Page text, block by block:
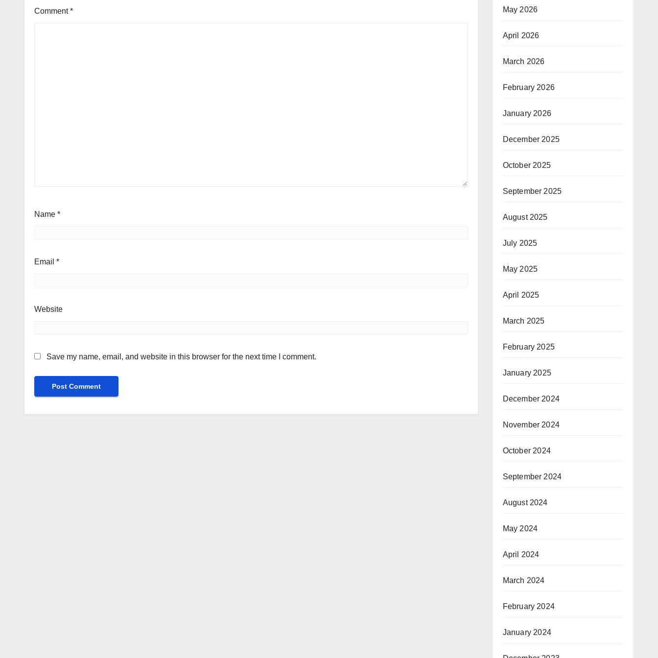
Comment*
Name *
Email *
Website
Save my name, email, and website in this browser for the next time I comment.
May 2026
April 2026
March 2026
February 2026
January 2026
December 2025
October 2025
September 2025
August 2025
July 2025
May 2025
April 2025
March 2025
February 2025
January 2025
December 2024
November 2024
October 2024
September 2024
August 2024
May 2024
April 2024
March 2024
February 2024
January 2024